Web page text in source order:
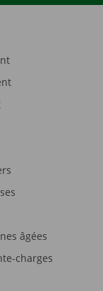
âgées
charges